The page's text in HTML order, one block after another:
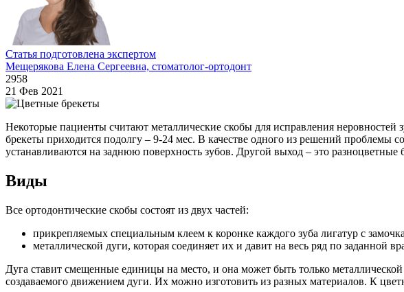
Статья подготовлена экспертом
Мещерякова Елена Сергеевна, стоматолог-ортодонт
2958
21 Фев 2021
Некоторые пациенты считают металлические скобы для исправления
брекеты приходится подолгу – 9-24 мес. В качестве одного из решений проблемы
устанавливаются на заднюю поверхность зубов. Другой выход – это
Виды
Все ортодонтические скобы состоят из двух частей:
прикрепляемых специальным клеем к коронке каждого зуба лигатур с
металлической дуги, которая соединяет их и давит на весь ряд по заданной
Дуга ставит смещенные единицы на место, и она может быть только
создаваемого движением дуги. Их можно изготовить из разных материалов. К